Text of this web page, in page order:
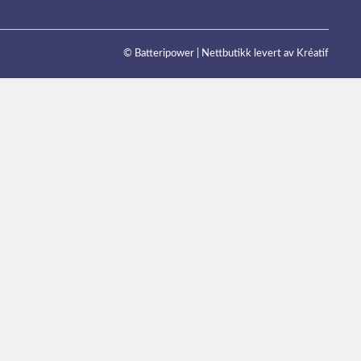
© Batteripower | Nettbutikk levert av Kréatif